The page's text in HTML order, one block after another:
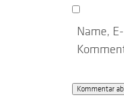
Name,